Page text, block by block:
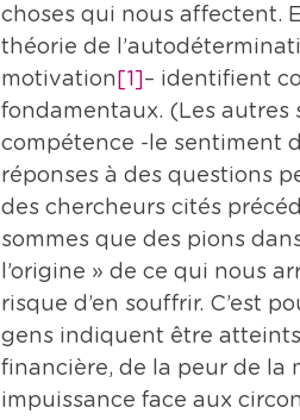
choses qui nous affectent.
théorie de
motivation
[1] – identifient
fondamentaux. (Les autres
compétence -le sentiment
réponses à des questions
des chercheurs cités
sommes que des pions
l’origine » de ce qui nous
risque d’en souffrir. C’est
gens indiquent être
financière, de la peur de la
impuissance face aux